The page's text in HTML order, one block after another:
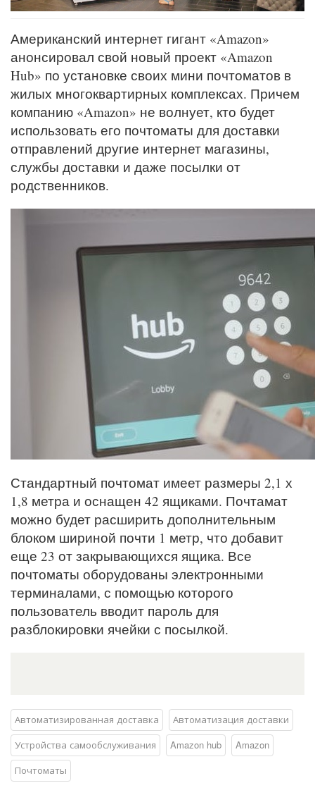
Американский интернет гигант «Amazon»
анонсировал свой новый проект «Amazon
Hub» по установке своих мини почтоматов в
жилых многоквартирных комплексах. Причем
компанию «Amazon» не волнует, кто будет
использовать его почтоматы для доставки
отправлений другие интернет магазины,
службы доставки и даже посылки от
родственников.
Стандартный почтомат имеет размеры 2,1 х
1,8 метра и оснащен 42 ящиками. Почтамат
можно будет расширить дополнительным
блоком шириной почти 1 метр, что добавит
еще 23 от закрывающихся ящика. Все
почтоматы оборудованы электронными
терминалами, с помощью которого
пользователь вводит пароль для
разблокировки ячейки с посылкой.
Автоматизированная доставка
Автоматизация доставки
Устройства самообслуживания
Amazon hub
Amazon
Почтоматы